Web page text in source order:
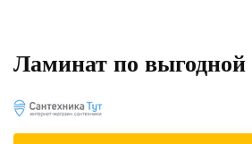
Ламинат по выгодной